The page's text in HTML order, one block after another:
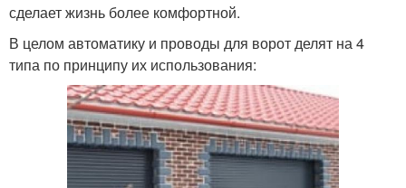
сделает жизнь более комфортной.
В целом автоматику и проводы для ворот делят на 4
типа по принципу их использования: